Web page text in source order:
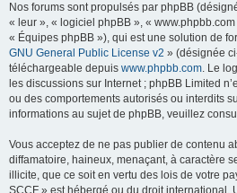
Nos forums sont propulsés par phpBB
« leur », « logiciel phpBB », «
« Équipes phpBB »), qui est une solution de
GNU General Public License v2 » (désignée
téléchargeable depuis www.phpbb.com. Le
les discussions sur Internet ; phpBB Limited
ou des comportements autorisés ou interdits
informations au sujet de phpBB, veuillez
Vous acceptez de ne pas publier de contenu
diffamatoire, haineux, menaçant, à caractère
illicite, que ce soit en vertu des lois de votre
SCCF » est hébergé ou du droit international.